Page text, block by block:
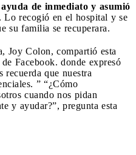
de inmediato y asumió
. Lo recogió en el hospital y se
su familia se recuperara.
Joy Colon, compartió esta
Facebook. donde expresó
recuerda que nuestra
” “¿Cómo
cuando nos pidan
y ayudar?”, pregunta esta